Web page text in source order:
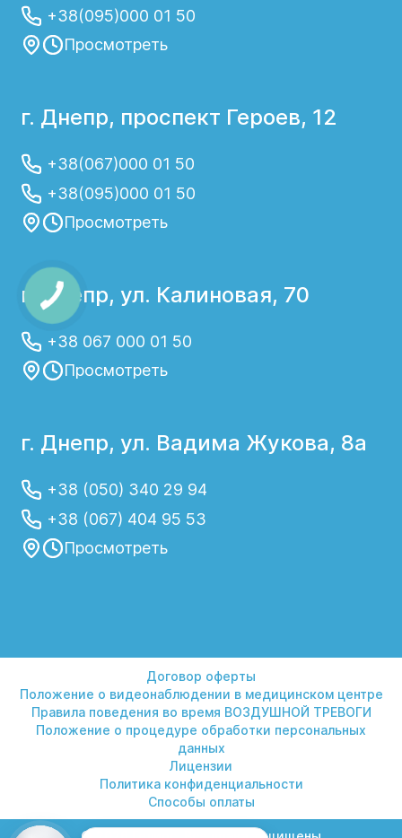
+38(095)000 01 50
Просмотреть
г. Днепр, проспект Героев, 12
+38(067)000 01 50
+38(095)000 01 50
Просмотреть
г. Днепр, ул. Калиновая, 70
+38 067 000 01 50
Просмотреть
г. Днепр, ул. Вадима Жукова, 8а
+38 (050) 340 29 94
+38 (067) 404 95 53
Просмотреть
Договор оферты
Положение о видеонаблюдении в медицинском центре
Правила поведения во время ВОЗДУШНОЙ ТРЕВОГИ
Положение о процедуре обработки персональных
данных
Лицензии
Политика конфиденциальности
Способы оплаты